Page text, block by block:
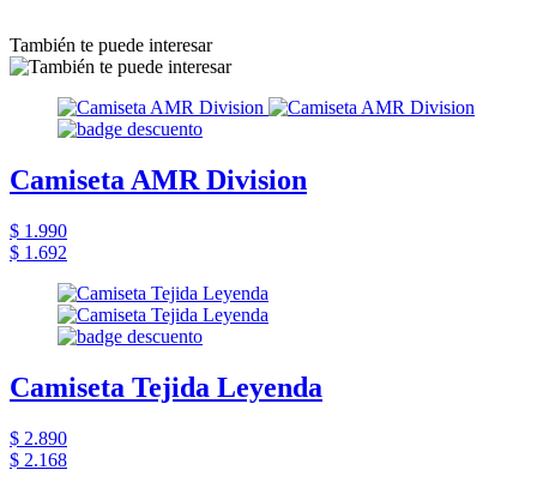
También te puede interesar
Camiseta AMR Division
$ 1.990
$ 1.692
Camiseta Tejida Leyenda
$ 2.890
$ 2.168